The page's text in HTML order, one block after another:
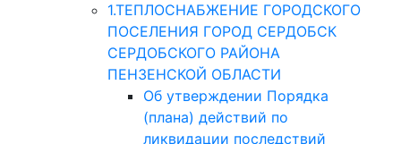
1.ТЕПЛОСНАБЖЕНИЕ ГОРОДСКОГО
ПОСЕЛЕНИЯ ГОРОД СЕРДОБСК
СЕРДОБСКОГО РАЙОНА
ПЕНЗЕНСКОЙ ОБЛАСТИ
Об утверждении Порядка
(плана) действий по
ликвидации последствий